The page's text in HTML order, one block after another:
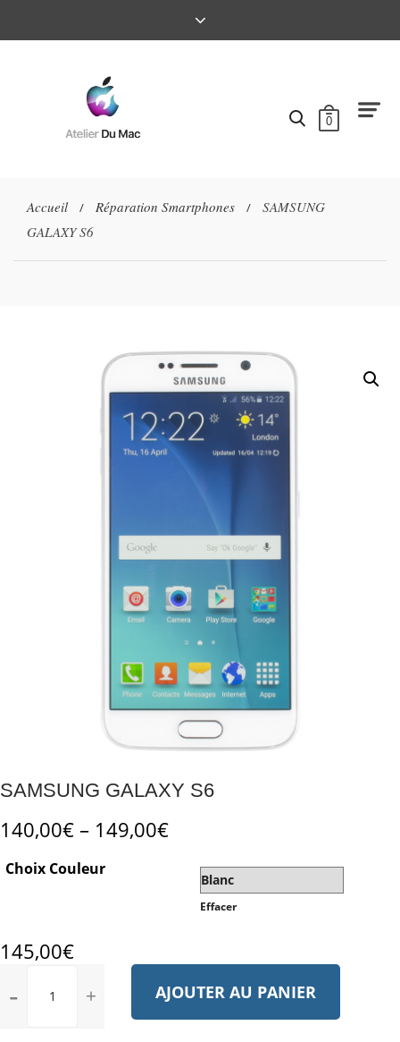
0
Accueil / Réparation Smartphones /
SAMSUNG
GALAXY S6
SAMSUNG GALAXY S6
140,00€ – 149,00€
Choix Couleur
Effacer
145,00€
de
AJOUTER AU PANIER